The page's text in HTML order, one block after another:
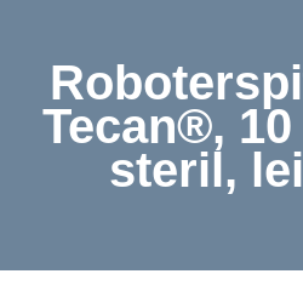
Tecan®,
steril,